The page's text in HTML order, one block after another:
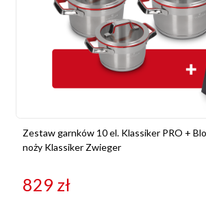
Zestaw garnków 10 el. Klassiker PRO +
noży Klassiker Zwieger
829 zł